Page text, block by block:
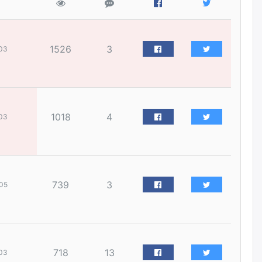
уржигдар
Д.Амарбаясгалан:
Шатахууныхаа 97 хувийг нэг
улсаас авдаг хараат байдлаа
дүүрдэг
1526 3
1018 4
739 3
718 13